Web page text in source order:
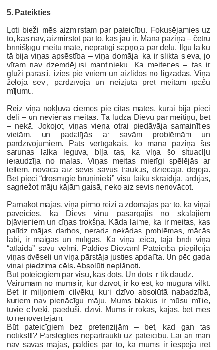
5. Pateikties
Ļoti bieži mēs aizmirstam par pateicību. Fokusējamies uz
to, kas nav, aizmirstot par to, kas jau ir. Mana paziņa – četru
brīnišķīgu meitu māte, neprātīgi sapņoja par dēlu. Ilgu laiku
tā bija viņas apsēstība – viņa domāja, ka ir slikta sieva, jo
vīram nav dzemdējusi mantinieku, Ka meitenes – tas ir
gluži parasti, izies pie vīriem un aizlidos no ligzadas. Viņa
žēloja sevi, pārdzīvoja un neizjuta pret meitām īpašu
mīļumu.
Reiz viņa nokļuva ciemos pie citas mātes, kurai bija pieci
dēli – un nevienas meitas. Tā lūdza Dievu par meitiņu, bet
– nekā. Jokojot, viņas viena otrai piedāvāja samainīties
vietām, un padalījās ar savām problēmām un
pārdzīvojumiem. Pats vērtīgākais, ko mana paziņa šīs
sarunas laikā ieguva, bija tas, ka viņa šo situāciju
ieraudzīja no malas. Viņas meitas mierīgi spēlējās ar
lellēm, novāca aiz sevis savus traukus, dziedāja, dejoja.
Bet pieci “drosmīgie bruņinieki” visu laiku skraidīja, ārdījās,
sagriežot māju kājām gaisā, neko aiz sevis nenovācot.
Pārnākot mājās, viņa pirmo reizi aizdomājās par to, kā viņai
paveicies, ka Dievs viņu pasargājis no skaļajiem
bļāvieniem un cīņas trokšņa. Kāda laime, ka ir meitas, kas
palīdz mājas darbos, nerada nekādas problēmas, mācās
labi, ir maigas un mīlīgas. Kā viņa teica, tajā brīdī viņa
“atlaida” savu vēlmi. Paldies Dievam! Pateicība piepildīja
viņas dvēseli un viņa pārstāja justies apdalīta. Un pēc gada
viņai piedzima dēls. Absolūti neplānoti.
Būt poteicīgiem par visu, kas dots. Un dots ir tik daudz.
Vairumam no mums ir, kur dzīvot, ir ko ēst, ko mugurā vilkt.
Bet ir miljoniem cilvēku, kuri dzīvo absolūtā nabadzībā,
kuriem nav pienācīgu māju. Mums blakus ir mūsu mīļie,
tuvie cilvēki, paēduši, dzīvi. Mums ir rokas, kājas, bet mēs
to nenovērtējam.
Būt pateicīgiem bez pretenzijām – bet, kad gan tas
notiks!!!? Pārslēgties nepārtraukti uz pateicību. Lai arī man
nav savas mājas, paldies par to, ka mums ir iespēja īrēt